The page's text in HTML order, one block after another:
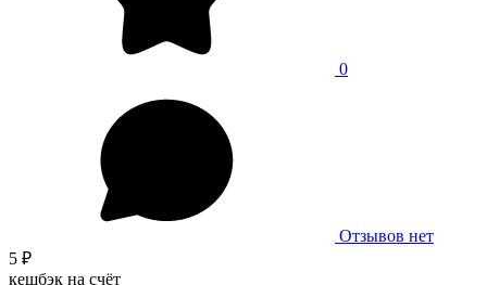
0
Отзывов нет
5 ₽
кешбэк на счёт